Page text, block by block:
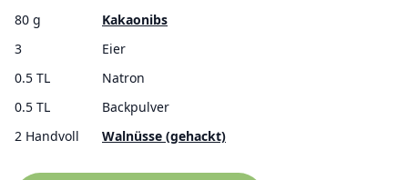
80 g
Kakaonibs
3
Eier
0.5 TL
Natron
0.5 TL
Backpulver
2 Handvoll
Walnüsse (gehackt)